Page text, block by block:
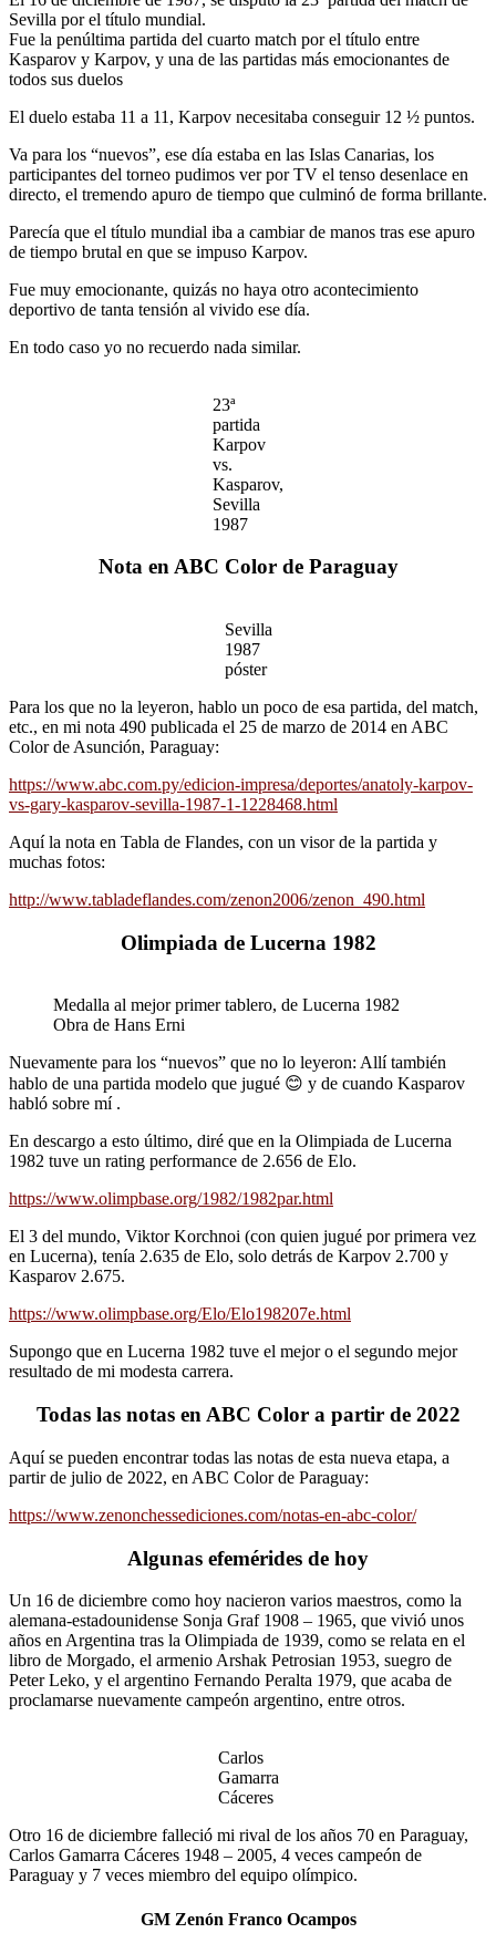
Sevilla por el título mundial.
Fue la penúltima partida del cuarto match por el título entre
Kasparov y Karpov, y una de las partidas más emocionantes de
todos sus duelos
El duelo estaba 11 a 11, Karpov necesitaba conseguir 12 ½ puntos.
Va para los “nuevos”, ese día estaba en las Islas Canarias, los
participantes del torneo pudimos ver por TV el tenso desenlace en
directo, el tremendo apuro de tiempo que culminó de forma brillante.
Parecía que el título mundial iba a cambiar de manos tras ese apuro
de tiempo brutal en que se impuso Karpov.
Fue muy emocionante, quizás no haya otro acontecimiento
deportivo de tanta tensión al vivido ese día.
En todo caso yo no recuerdo nada similar.
23ª
partida
Karpov
vs.
Kasparov,
Sevilla
1987
Nota en ABC Color de Paraguay
Sevilla
1987
póster
Para los que no la leyeron, hablo un poco de esa partida, del match,
etc., en mi nota 490 publicada el 25 de marzo de 2014 en ABC
Color de Asunción, Paraguay:
https://www.abc.com.py/edicion-impresa/deportes/anatoly-karpov-
vs-gary-kasparov-sevilla-1987-1-1228468.html
Aquí la nota en Tabla de Flandes, con un visor de la partida y
muchas fotos:
http://www.tabladeflandes.com/zenon2006/zenon_490.html
Olimpiada de Lucerna 1982
Medalla al mejor primer tablero, de Lucerna 1982
Obra de Hans Erni
Nuevamente para los “nuevos” que no lo leyeron: Allí también
hablo de una partida modelo que jugué 😊 y de cuando Kasparov
habló sobre mí .
En descargo a esto último, diré que en la Olimpiada de Lucerna
1982 tuve un rating performance de 2.656 de Elo.
https://www.olimpbase.org/1982/1982par.html
El 3 del mundo, Viktor Korchnoi (con quien jugué por primera vez
en Lucerna), tenía 2.635 de Elo, solo detrás de Karpov 2.700 y
Kasparov 2.675.
https://www.olimpbase.org/Elo/Elo198207e.html
Supongo que en Lucerna 1982 tuve el mejor o el segundo mejor
resultado de mi modesta carrera.
Todas las notas en ABC Color a partir de 2022
Aquí se pueden encontrar todas las notas de esta nueva etapa, a
partir de julio de 2022, en ABC Color de Paraguay:
https://www.zenonchessediciones.com/notas-en-abc-color/
Algunas efemérides de hoy
Un 16 de diciembre como hoy nacieron varios maestros, como la
alemana-estadounidense Sonja Graf 1908 – 1965, que vivió unos
años en Argentina tras la Olimpiada de 1939, como se relata en el
libro de Morgado, el armenio Arshak Petrosian 1953, suegro de
Peter Leko, y el argentino Fernando Peralta 1979, que acaba de
proclamarse nuevamente campeón argentino, entre otros.
Carlos
Gamarra
Cáceres
Otro 16 de diciembre falleció mi rival de los años 70 en Paraguay,
Carlos Gamarra Cáceres 1948 – 2005, 4 veces campeón de
Paraguay y 7 veces miembro del equipo olímpico.
GM Zenón Franco Ocampos